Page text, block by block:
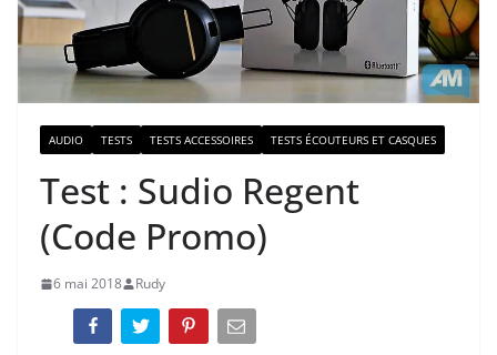
AUDIO TESTS TESTS ACCESSOIRES TESTS ÉCOUTEURS ET CASQUES
Test : Sudio Regent
(Code Promo)
6 mai 2018 Rudy